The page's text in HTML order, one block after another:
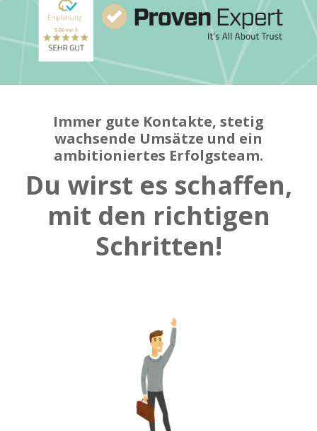
Immer gute Kontakte, stetig
wachsende Umsätze und ein
ambitioniertes Erfolgsteam.
Du wirst es schaffen,
mit den richtigen
Schritten!